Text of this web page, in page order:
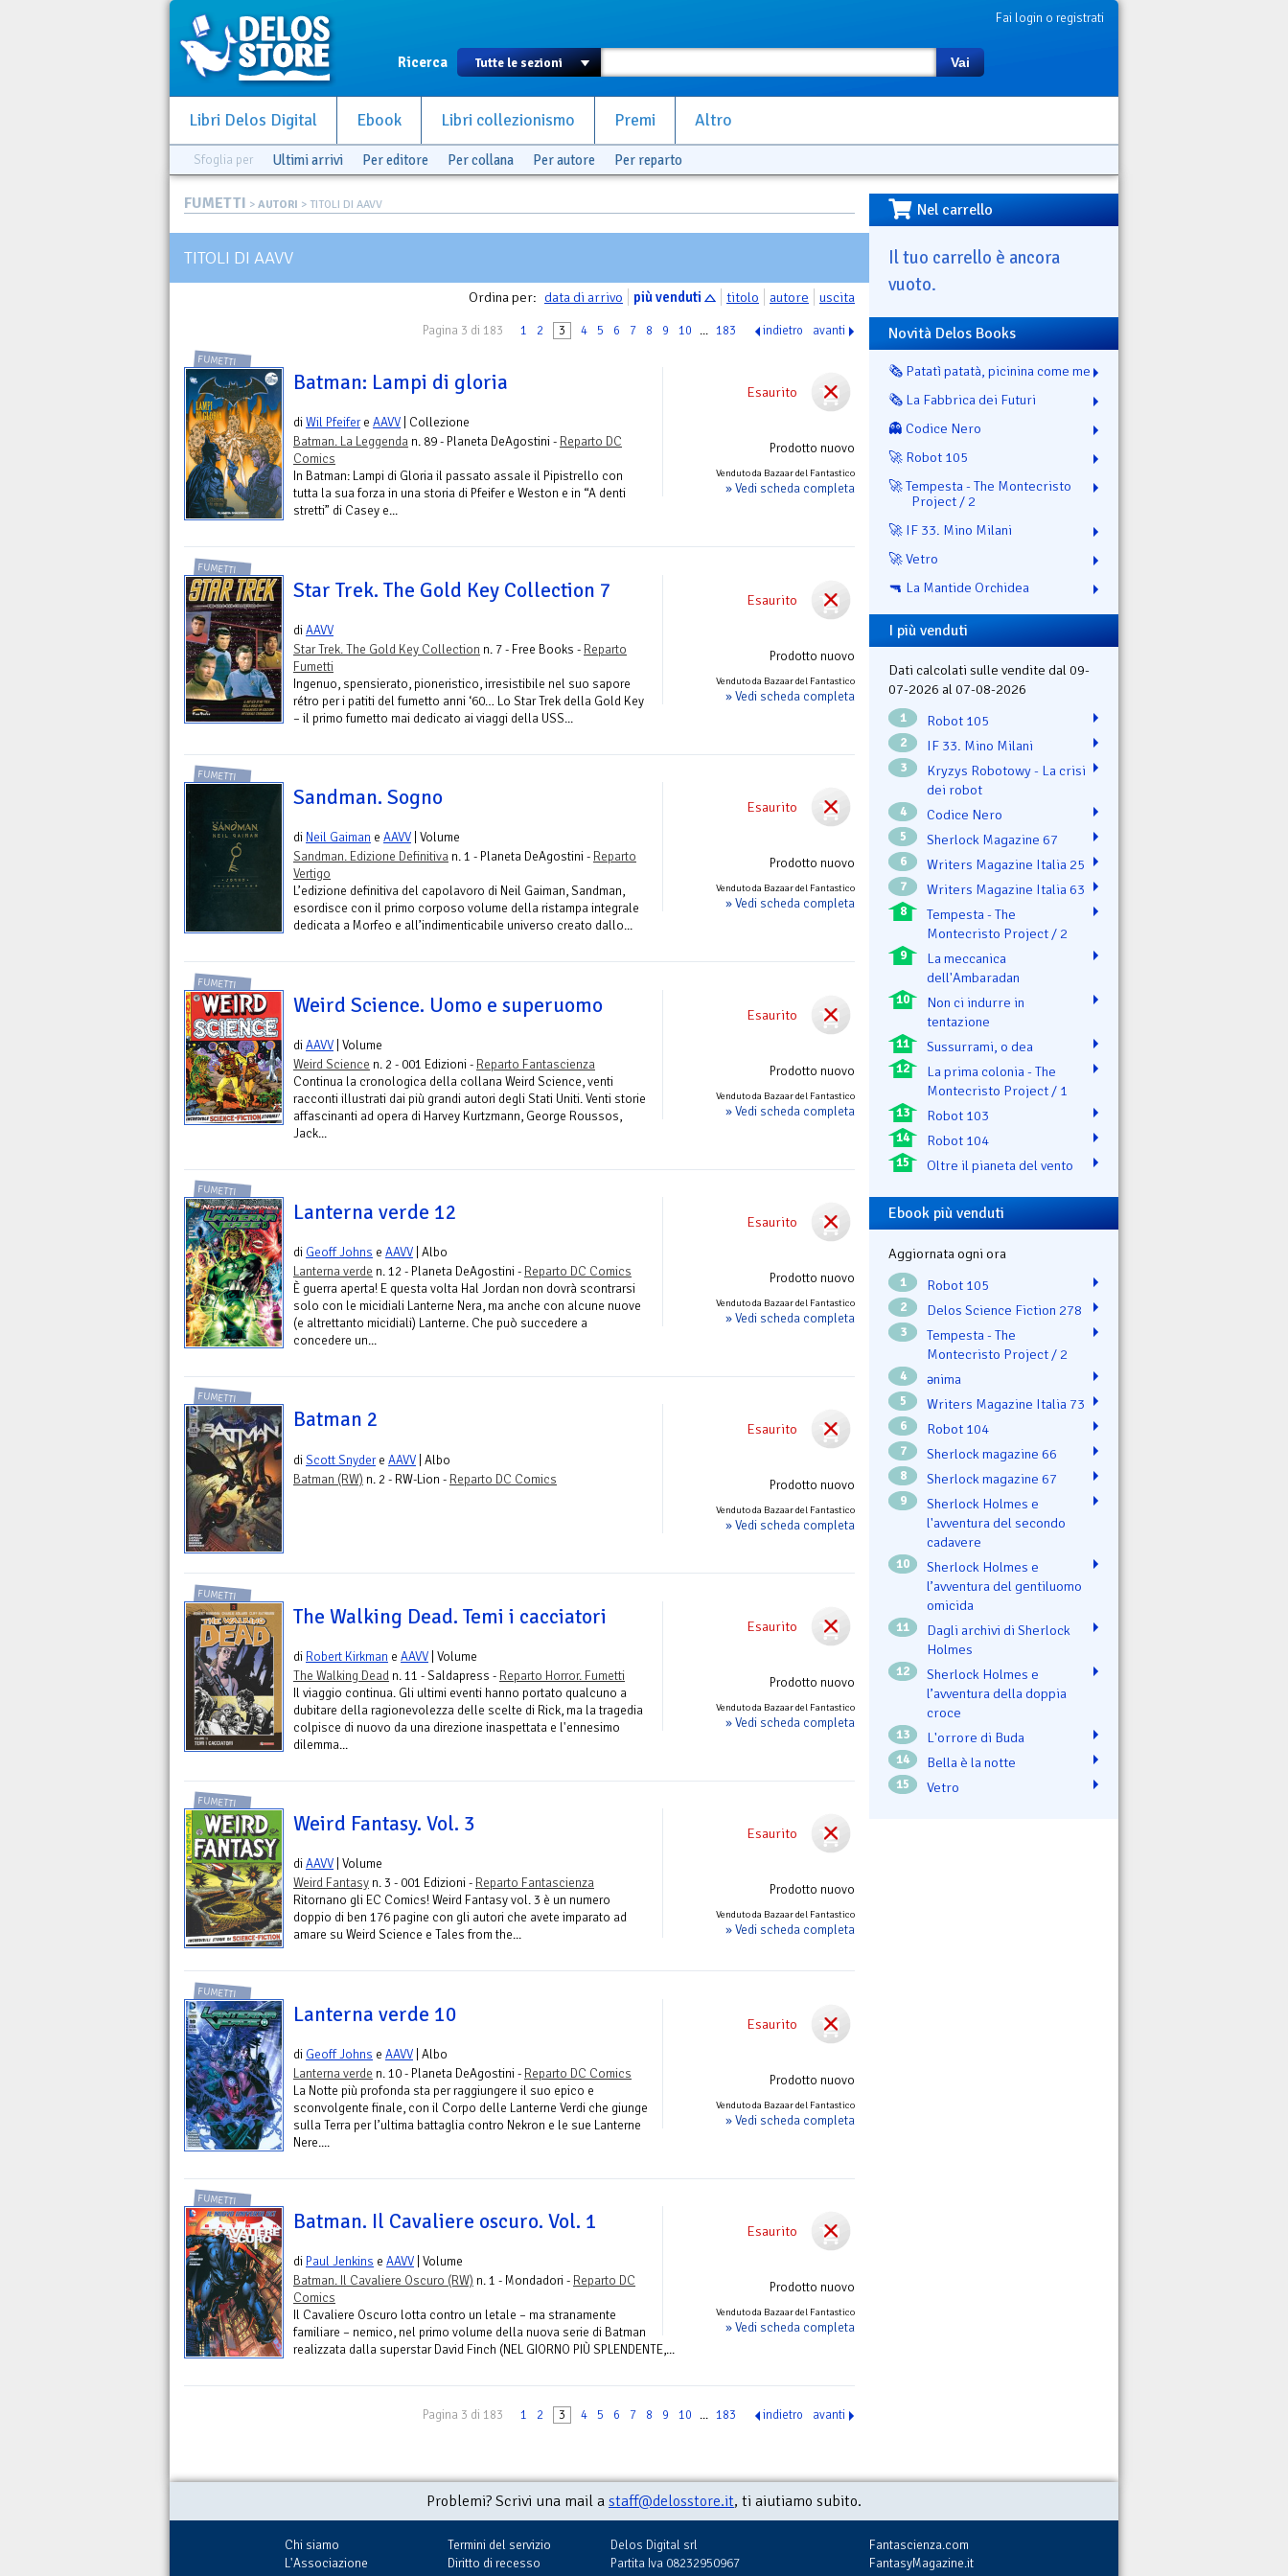
Fai login o registrati
Ricerca Vai
Libri Delos Digital Ebook Libri collezionismo Premi Altro
Sfoglia per Ultimi arrivi Per editore Per collana Per autore Per reparto
FUMETTI > AUTORI > TITOLI DI AAVV
TITOLI DI AAVV
Ordina per: data di arrivo più venduti titolo autore uscita
Pagina 3 di 183 1 2 3 4 5 6 7 8 9 10 ... 183 indietro avanti
Esaurito
Prodotto nuovo
Venduto da Bazaar del Fantastico
» Vedi scheda completa
FUMETTI
Batman: Lampi di gloria
diWil Pfeifere AAVV | Collezione
Batman. La Leggenda n. 89 - Planeta DeAgostini - Reparto DC
Comics
In Batman: Lampi di Gloria il passato assale il Pipistrello con
tutta la sua forza in una storia di Pfeifer e Weston e in “A denti
stretti” di Casey e...
Esaurito
Prodotto nuovo
Venduto da Bazaar del Fantastico
» Vedi scheda completa
FUMETTI
Star Trek. The Gold Key Collection 7
diAAVV
Star Trek. The Gold Key Collection n. 7 - Free Books - Reparto
Fumetti
Ingenuo, spensierato, pioneristico, irresistibile nel suo sapore
rétro per i patiti del fumetto anni ‘60… Lo Star Trek della Gold Key
– il primo fumetto mai dedicato ai viaggi della USS...
Esaurito
Prodotto nuovo
Venduto da Bazaar del Fantastico
» Vedi scheda completa
FUMETTI
Sandman. Sogno
di Neil Gaiman e AAVV | Volume
Sandman. Edizione Definitiva n. 1 - Planeta DeAgostini - Reparto
Vertigo
L’edizione definitiva del capolavoro di Neil Gaiman, Sandman,
esordisce con il primo corposo volume della ristampa integrale
dedicata a Morfeo e all’indimenticabile universo creato dallo...
Esaurito
Prodotto nuovo
Venduto da Bazaar del Fantastico
» Vedi scheda completa
FUMETTI
Weird Science. Uomo e superuomo
diAAVV | Volume
Weird Science n. 2 - 001 Edizioni - Reparto Fantascienza
Continua la cronologica della collana Weird Science, venti
racconti illustrati dai più grandi autori degli Stati Uniti. Venti storie
affascinanti ad opera di Harvey Kurtzmann, George Roussos,
Jack...
Esaurito
Prodotto nuovo
Venduto da Bazaar del Fantastico
» Vedi scheda completa
FUMETTI
Lanterna verde 12
di Geoff Johns e AAVV | Albo
Lanterna verde n. 12 - Planeta DeAgostini - Reparto DC Comics
È guerra aperta! E questa volta Hal Jordan non dovrà scontrarsi
solo con le micidiali Lanterne Nera, ma anche con alcune nuove
(e altrettanto micidiali) Lanterne. Che può succedere a
concedere un...
Esaurito
Prodotto nuovo
Venduto da Bazaar del Fantastico
» Vedi scheda completa
FUMETTI
Batman 2
diScott Snydere AAVV | Albo
Batman (RW) n. 2 - RW-Lion - Reparto DC Comics
Esaurito
Prodotto nuovo
Venduto da Bazaar del Fantastico
» Vedi scheda completa
FUMETTI
The Walking Dead. Temi i cacciatori
di Robert Kirkman e AAVV | Volume
The Walking Dead n. 11 - Saldapress - Reparto Horror. Fumetti
Il viaggio continua. Gli ultimi eventi hanno portato qualcuno a
dubitare della ragionevolezza delle scelte di Rick, ma la tragedia
colpisce di nuovo da una direzione inaspettata e l'ennesimo
dilemma...
Esaurito
Prodotto nuovo
Venduto da Bazaar del Fantastico
» Vedi scheda completa
FUMETTI
Weird Fantasy. Vol. 3
diAAVV | Volume
Weird Fantasy n. 3 - 001 Edizioni - Reparto Fantascienza
Ritornano gli EC Comics! Weird Fantasy vol. 3 è un numero
doppio di ben 176 pagine con gli autori che avete imparato ad
amare su Weird Science e Tales from the...
Esaurito
Prodotto nuovo
Venduto da Bazaar del Fantastico
» Vedi scheda completa
FUMETTI
Lanterna verde 10
di Geoff Johns e AAVV | Albo
Lanterna verde n. 10 - Planeta DeAgostini - Reparto DC Comics
La Notte più profonda sta per raggiungere il suo epico e
sconvolgente finale, con il Corpo delle Lanterne Verdi che giunge
sulla Terra per l’ultima battaglia contro Nekron e le sue Lanterne
Nere....
Esaurito
Prodotto nuovo
Venduto da Bazaar del Fantastico
» Vedi scheda completa
FUMETTI
Batman. Il Cavaliere oscuro. Vol. 1
di Paul Jenkins e AAVV | Volume
Batman. Il Cavaliere Oscuro (RW) n. 1 - Mondadori - Reparto DC
Comics
Il Cavaliere Oscuro lotta contro un letale – ma stranamente
familiare – nemico, nel primo volume della nuova serie di Batman
realizzata dalla superstar David Finch (NEL GIORNO PIÙ SPLENDENTE,...
Pagina 3 di 183 1 2 3 4 5 6 7 8 9 10 ... 183 indietro avanti
Nel carrello
Il tuo carrello è ancora
vuoto.
Novità Delos Books
🗞️ Patatì patatà, picinina come me
🗞️ La Fabbrica dei Futuri
👻 Codice Nero
🚀 Robot 105
🚀 Tempesta - The Montecristo
Project / 2
🚀 IF 33. Mino Milani
🚀 Vetro
🔫 La Mantide Orchidea
I più venduti
Dati calcolati sulle vendite dal 09-
07-2026 al 07-08-2026
1 Robot 105
2 IF 33. Mino Milani
3
Kryzys Robotowy - La crisi
dei robot
4 Codice Nero
5 Sherlock Magazine 67
6 Writers Magazine Italia 25
7 Writers Magazine Italia 63
8
Tempesta - The
Montecristo Project / 2
9
La meccanica
dell'Ambaradan
10
Non ci indurre in
tentazione
11 Sussurrami, o dea
12
La prima colonia - The
Montecristo Project / 1
13 Robot 103
14 Robot 104
15 Oltre il pianeta del vento
Ebook più venduti
Aggiornata ogni ora
1 Robot 105
2 Delos Science Fiction 278
3
Tempesta - The
Montecristo Project / 2
4 ənima
5 Writers Magazine Italia 73
6 Robot 104
7 Sherlock magazine 66
8 Sherlock magazine 67
9
Sherlock Holmes e
l'avventura del secondo
cadavere
10
Sherlock Holmes e
l’avventura del gentiluomo
omicida
11
Dagli archivi di Sherlock
Holmes
12
Sherlock Holmes e
l’avventura della doppia
croce
13 L'orrore di Buda
14 Bella è la notte
15 Vetro
Problemi? Scrivi una mail a staff@delosstore.it, ti aiutiamo subito.
Chi siamo
L'Associazione
Termini del servizio
Diritto di recesso
Delos Digital srl
Partita Iva 08232950967
Fantascienza.com
FantasyMagazine.it